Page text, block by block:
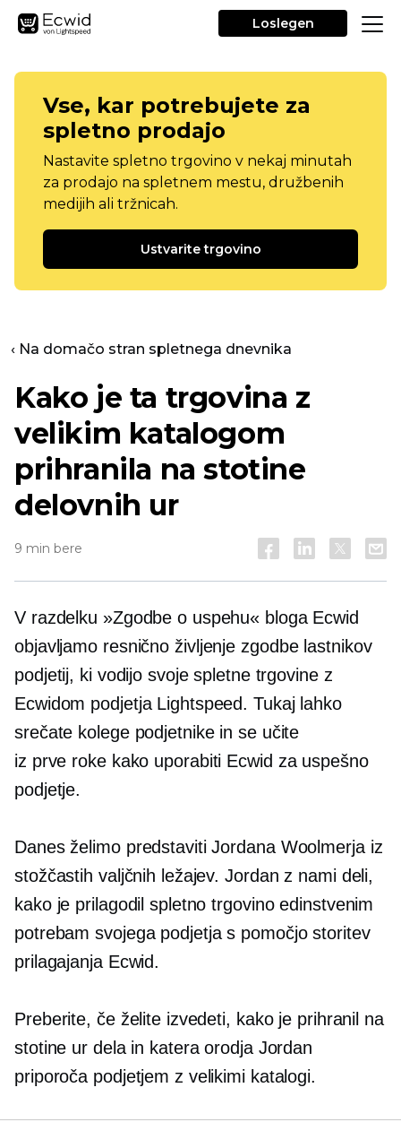
Loslegen
Vse, kar potrebujete za
spletno prodajo
Nastavite spletno trgovino v nekaj minutah
za prodajo na spletnem mestu, družbenih
medijih ali tržnicah.
Ustvarite trgovino
‹ Na domačo stran spletnega dnevnika
Kako je ta trgovina z
velikim katalogom
prihranila na stotine
delovnih ur
9 min bere
V razdelku »Zgodbe o uspehu« bloga Ecwid
objavljamo resnično življenje zgodbe lastnikov
podjetij, ki vodijo svoje spletne trgovine z
Ecwidom podjetja Lightspeed. Tukaj lahko
srečate kolege podjetnike in se učite
iz prve rokekako uporabiti Ecwid za uspešno
podjetje.
Danes želimo predstaviti Jordana Woolmerja iz
stožčastih valjčnih ležajev. Jordan z nami deli,
kako je prilagodil spletno trgovino edinstvenim
potrebam svojega podjetja s pomočjo storitev
prilagajanja Ecwid.
Preberite, če želite izvedeti, kako je prihranil na
stotine ur dela in katera orodja Jordan
priporoča podjetjem z velikimi katalogi.